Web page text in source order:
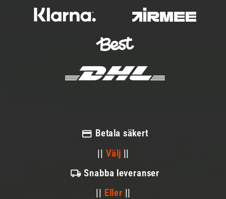
Betala säkert
|| Välj ||
Snabba leveranser
|| Eller ||